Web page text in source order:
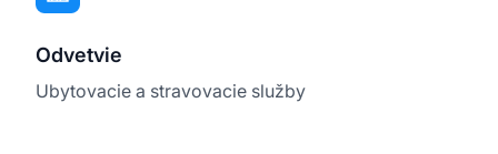
Odvetvie
Ubytovacie a stravovacie služby